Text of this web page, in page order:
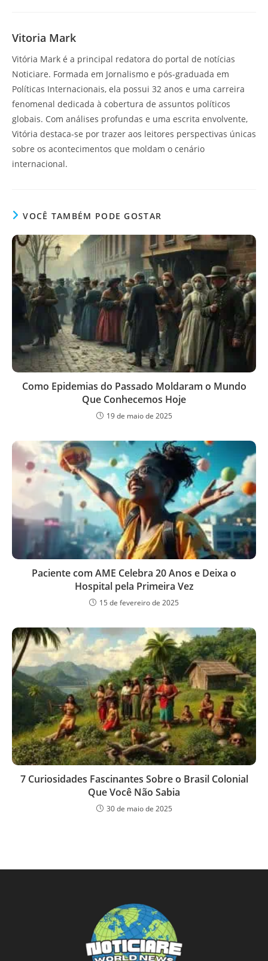
Vitoria Mark
Vitória Mark é a principal redatora do portal de notícias
Noticiare. Formada em Jornalismo e pós-graduada em
Políticas Internacionais, ela possui 32 anos e uma carreira
fenomenal dedicada à cobertura de assuntos políticos
globais. Com análises profundas e uma escrita envolvente,
Vitória destaca-se por trazer aos leitores perspectivas únicas
sobre os acontecimentos que moldam o cenário
internacional.
VOCÊ TAMBÉM PODE GOSTAR
Como Epidemias do Passado Moldaram o Mundo
Que Conhecemos Hoje
19 de maio de 2025
Paciente com AME Celebra 20 Anos e Deixa o
Hospital pela Primeira Vez
15 de fevereiro de 2025
7 Curiosidades Fascinantes Sobre o Brasil Colonial
Que Você Não Sabia
30 de maio de 2025